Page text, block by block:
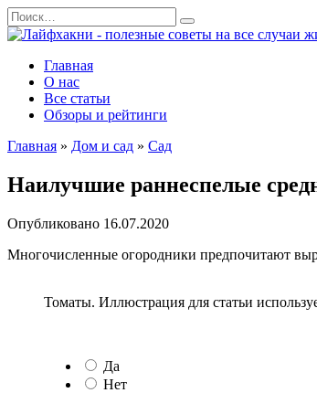
Перейти
к
содержанию
Search
for:
Главная
О нас
Все статьи
Обзоры и рейтинги
Главная » Дом и сад » Сад
Наилучшие раннеспелые
Опубликовано 16.07.2020
Многочисленные огородники предпочитают
Томаты. Иллюстрация для статьи
Да
Нет